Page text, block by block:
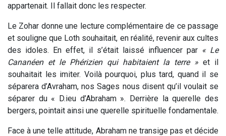
appartenait. Il fallait donc les respecter.
Le Zohar donne une lecture complémentaire de ce passage
et souligne que Loth souhaitait, en réalité, revenir aux cultes
des idoles. En effet, il s’était laissé influencer par « Le
Cananéen et le Phérizien qui habitaient la terre » et il
souhaitait les imiter. Voilà pourquoi, plus tard, quand il se
séparera d’Avraham, nos Sages nous disent qu’il voulait se
séparer du « D.ieu d’Abraham ». Derrière la querelle des
bergers, pointait ainsi une querelle spirituelle fondamentale.
Face à une telle attitude, Abraham ne transige pas et décide